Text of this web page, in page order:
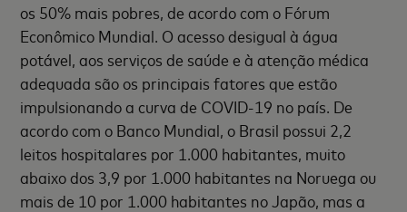
os 50% mais pobres, de acordo com o Fórum
Econômico Mundial. O acesso desigual à água
potável, aos serviços de saúde e à atenção médica
adequada são os principais fatores que estão
impulsionando a curva de COVID-19 no país. De
acordo com o Banco Mundial, o Brasil possui 2,2
leitos hospitalares por 1.000 habitantes, muito
abaixo dos 3,9 por 1.000 habitantes na Noruega ou
mais de 10 por 1.000 habitantes no Japão, mas a